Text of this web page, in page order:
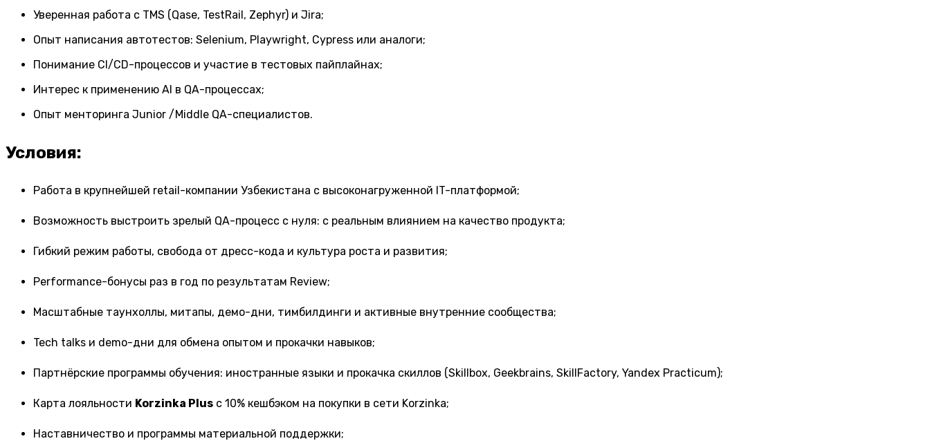
Уверенная работа с TMS (Qase, TestRail, Zephyr) и Jira;
Опыт написания автотестов: Selenium, Playwright, Cypress или аналоги;
Понимание CI/CD-процессов и участие в тестовых пайплайнах;
Интерес к применению AI в QA-процессах;
Опыт менторинга Junior /Middle QA-специалистов.
Условия:
Работа в крупнейшей retail-компании Узбекистана с высоконагруженной IT-платформой;
Возможность выстроить зрелый QA-процесс с нуля: с реальным влиянием на качество продукта;
Гибкий режим работы, свобода от дресс-кода и культура роста и развития;
Performance-бонусы раз в год по результатам Review;
Масштабные таунхоллы, митапы, демо-дни, тимбилдинги и активные внутренние сообщества;
Tech talks и demo-дни для обмена опытом и прокачки навыков;
Партнёрские программы обучения: иностранные языки и прокачка скиллов (Skillbox, Geekbrains, SkillFactory, Yandex Practicum);
Карта лояльности Korzinka Plus с 10% кешбэком на покупки в сети Korzinka;
Наставничество и программы материальной поддержки;